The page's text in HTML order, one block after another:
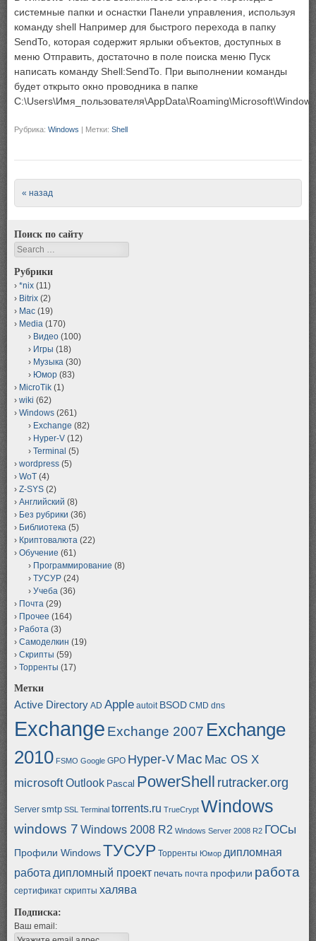
системные папки и оснастки Панели управления, используя
команду shell Например для быстрого перехода в папку
SendTo, которая содержит ярлыки объектов, доступных в
меню Отправить, достаточно в поле поиска меню Пуск
написать команду Shell:SendTo. При выполнении команды
будет открыто окно проводника в папке
Рубрика: Windows | Метки: Shell
Post navigation
« назад
Поиск по сайту
Search
Рубрики
*nix (11)
Bitrix (2)
Mac (19)
Media (170)
Видео (100)
Игры (18)
Музыка (30)
Юмор (83)
MicroTik (1)
wiki (62)
Windows (261)
Exchange (82)
Hyper-V (12)
Terminal (5)
wordpress (5)
WoT (4)
Z-SYS (2)
Английский (8)
Без рубрики (36)
Библиотека (5)
Криптовалюта (22)
Обучение (61)
Программирование (8)
ТУСУР (24)
Учеба (36)
Почта (29)
Прочее (164)
Работа (3)
Самоделкин (19)
Скрипты (59)
Торренты (17)
Метки
Active Directory AD Apple autoit BSOD CMD dns
Exchange Exchange 2007 Exchange
2010 FSMO Google GPO Hyper-V Mac Mac OS X
microsoftOutlook Pascal PowerShell rutracker.org
Server smtp SSL Terminal torrents.ru TrueCrypt Windows
windows 7 Windows 2008 R2 Windows Server 2008 R2 ГОСы
Профили WindowsТУСУР Торренты Юмор дипломная
работа дипломный проект печать почта профили работа
сертификат скрипты халява
Подписка:
Ваш email: